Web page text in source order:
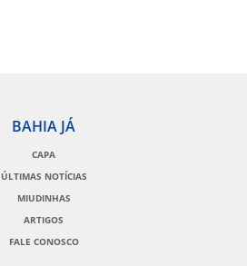
BAHIA JÁ
CAPA
ÚLTIMAS NOTÍCIAS
MIUDINHAS
ARTIGOS
FALE CONOSCO